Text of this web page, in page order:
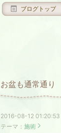
ブログトップ
お盆も通常通り
2016-08-12 01:20:53
テーマ： 施術